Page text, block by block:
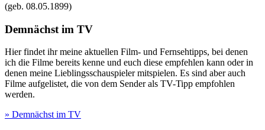
(geb. 08.05.1899)
Demnächst im TV
Hier findet ihr meine aktuellen Film- und Fernsehtipps, bei denen
ich die Filme bereits kenne und euch diese empfehlen kann oder in
denen meine Lieblingsschauspieler mitspielen. Es sind aber auch
Filme aufgelistet, die von dem Sender als TV-Tipp empfohlen
werden.
» Demnächst im TV